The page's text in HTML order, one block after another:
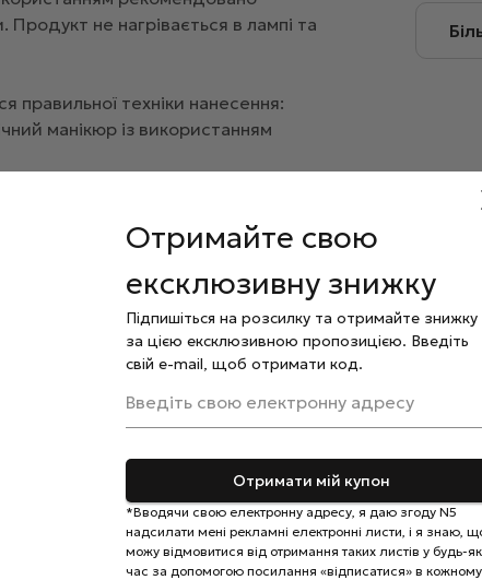
Отримайте свою
ексклюзивну знижку
Підпишіться на розсилку та отримайте знижку
за цією ексклюзивною пропозицією. Введіть
свій e-mail, щоб отримати код.
Введіть свою електронну адресу
Отримати мій купон
*Вводячи свою електронну адресу, я даю згоду N5
надсилати мені рекламні електронні листи, і я знаю,
можу відмовитися від отримання таких листів у будь-
час за допомогою посилання «відписатися» в кожному
не нагрівається в лампі та
правильної техніки нанесення:
манікюр із використанням
допомогою антисептичного засобу,
пластиною, зачекайте 30
Braun
Rubber Baseта просушіть у
нігтя та просушіть в
тільки за інструкцією.
для дітей.